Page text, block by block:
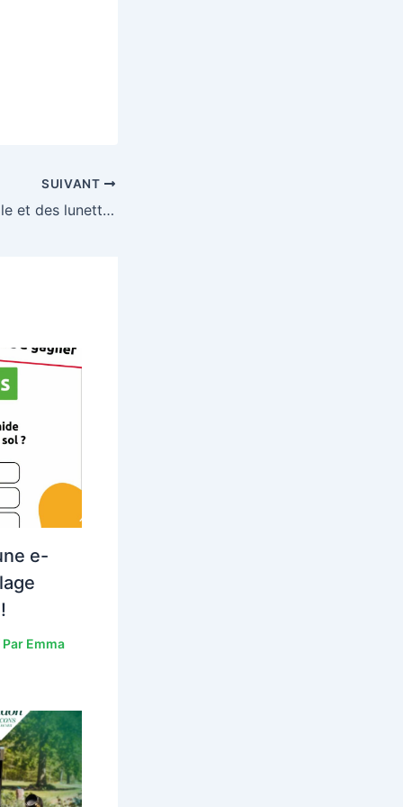
SUIVANT
A gagner un Paddle et des lunettes de soleil chez Afflelou
e-
Emma